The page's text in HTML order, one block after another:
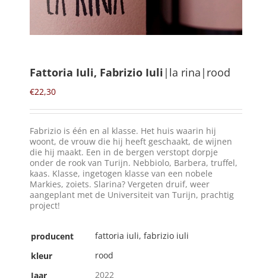
Mijn Account
naar:
NL
Fattoria Iuli, Fabrizio Iuli |la rina|rood
€22,30
Fabrizio is één en al klasse. Het huis waarin hij
woont, de vrouw die hij heeft geschaakt, de wijnen
die hij maakt. Een in de bergen verstopt dorpje
onder de rook van Turijn. Nebbiolo, Barbera, truffel,
kaas. Klasse, ingetogen klasse van een nobele
Markies, zoiets. Slarina? Vergeten druif, weer
aangeplant met de Universiteit van Turijn, prachtig
project!
producent
fattoria iuli, fabrizio iuli
kleur
rood
Jaar
2022